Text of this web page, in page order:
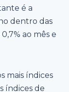
é a
dentro das
ao mês e
mais índices
índices de